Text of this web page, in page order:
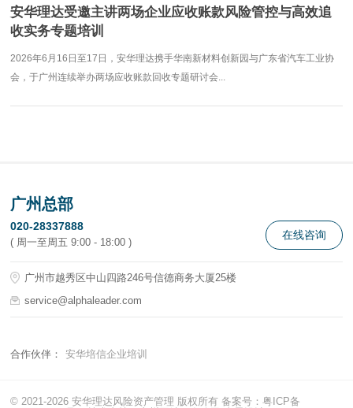
安华理达受邀主讲两场企业应收账款风险管控与高效追
收实务专题培训
2026年6月16日至17日，安华理达携手华南新材料创新园与广东省汽车工业协
会，于广州连续举办两场应收账款回收专题研讨会...
广州总部
020-28337888
( 周一至周五 9:00 - 18:00 )
在线咨询
广州市越秀区中山四路246号信德商务大厦25楼
service@alphaleader.com
合作伙伴： 安华培信企业培训
© 2021-2026 安华理达风险资产管理 版权所有 备案号：粤ICP备